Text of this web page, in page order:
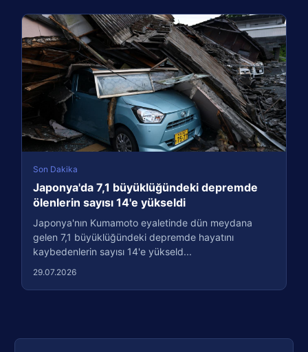
Son Dakika
Japonya'da 7,1 büyüklüğündeki depremde
ölenlerin sayısı 14'e yükseldi
Japonya'nın Kumamoto eyaletinde dün meydana
gelen 7,1 büyüklüğündeki depremde hayatını
kaybedenlerin sayısı 14'e yükseld...
29.07.2026